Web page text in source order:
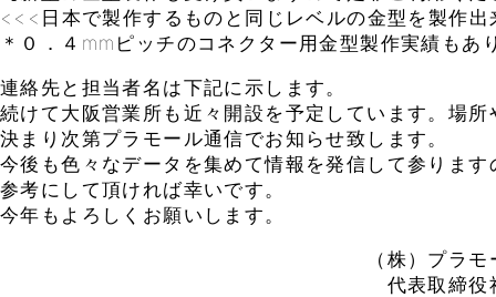
<<<日本で製作するものと同じレベルの金型を製作
＊０．４mmピッチのコネクター用金型製作実績もあ
連絡先と担当者名は下記に示します。
続けて大阪営業所も近々開設を予定しています。場所
決まり次第プラモール通信でお知らせ致します。
今後も色々なデータを集めて情報を発信して参ります
参考にして頂ければ幸いです。
今年もよろしくお願いします。
（株）プラモール
代表取締役社長 脇